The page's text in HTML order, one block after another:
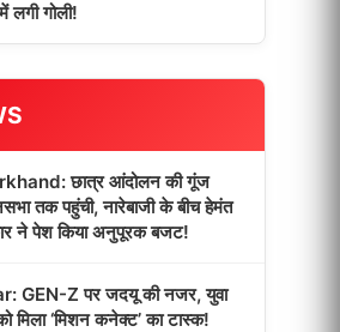
लगी गोली!
छात्र आंदोलन की गूंज
तक पहुंची, नारेबाजी के बीच हेमंत
ने पेश किया अनुपूरक बजट!
GEN-Z पर जदयू की नजर, युवा
मिला ‘मिशन कनेक्ट’ का टास्क!